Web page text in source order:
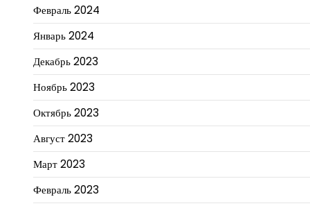
Февраль 2024
Январь 2024
Декабрь 2023
Ноябрь 2023
Октябрь 2023
Август 2023
Март 2023
Февраль 2023